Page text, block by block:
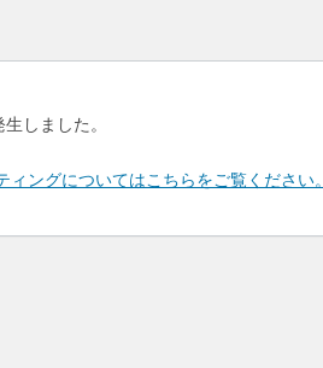
しました。
ングについてはこちらをご覧ください。